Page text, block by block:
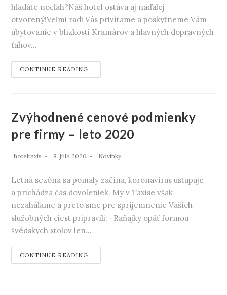
hľadáte nocľah?Náš hotel ostáva aj naďalej
otvorený!Veľmi radi Vás privítame a poskytneme Vám
ubytovanie v blízkosti Kramárov a hlavných dopravných
ťahov…
CONTINUE READING
Zvýhodnené cenové podmienky
pre firmy – leto 2020
hoteltaxis 8. júla 2020 Novinky
Letná sezóna sa pomaly začína, koronavírus ustupuje
a prichádza čas dovoleniek. My v Taxise však
nezaháľame a preto sme pre spríjemnenie Vaších
služobných ciest pripravili: · Raňajky opäť formou
švédskych stolov len…
CONTINUE READING